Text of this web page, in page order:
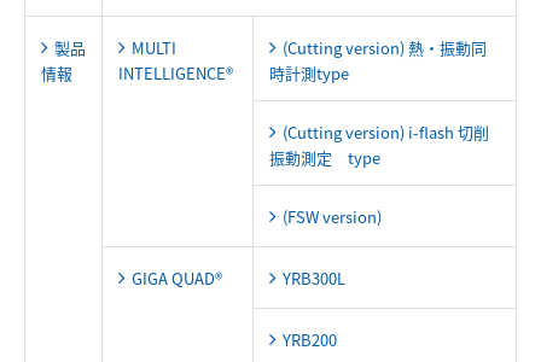
製品
情報
MULTI
INTELLIGENCE®
(Cutting version) 熱・振動同
時計測type
(Cutting version) i-flash 切削
振動測定 type
(FSW version)
GIGA QUAD® YRB300L
YRB200